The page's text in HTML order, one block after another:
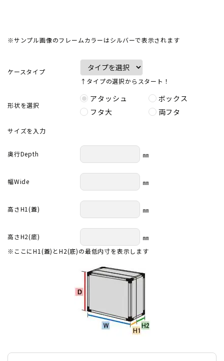
※サンプル画像のフレームカラーはシルバーで表示されます
ケースタイプ
↑タイプの選択からスタート！
形状を選択
アタッシュ
ボックス
フタ大
両フタ
サイズを入力
奥行Depth ㎜
幅Wide ㎜
高さH1(蓋) ㎜
高さH2(底)
㎜
※ここにH1(蓋)とH2(底)の最低内寸を表示します